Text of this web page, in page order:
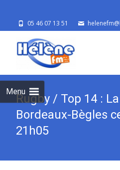
05 46 07 13 51
Menu
Rugby / Top 14 :
Bordeaux-Bègles
21h05